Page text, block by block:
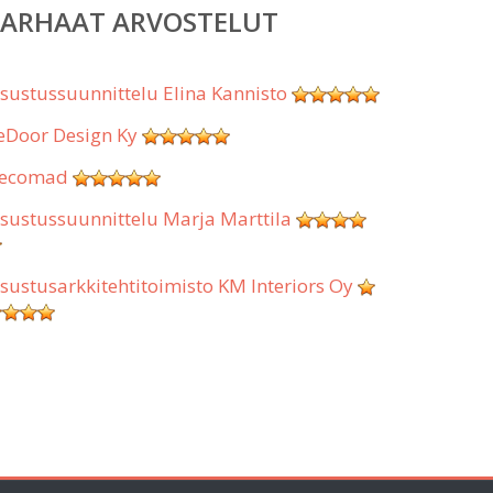
ARVOSTELUT
Elina Kannisto
Design Ky
Marja Marttila
KM Interiors Oy